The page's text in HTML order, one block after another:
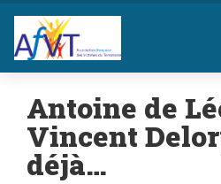
Antoine de
Vincent
déjà…